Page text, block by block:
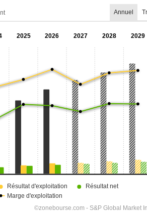
Annuel